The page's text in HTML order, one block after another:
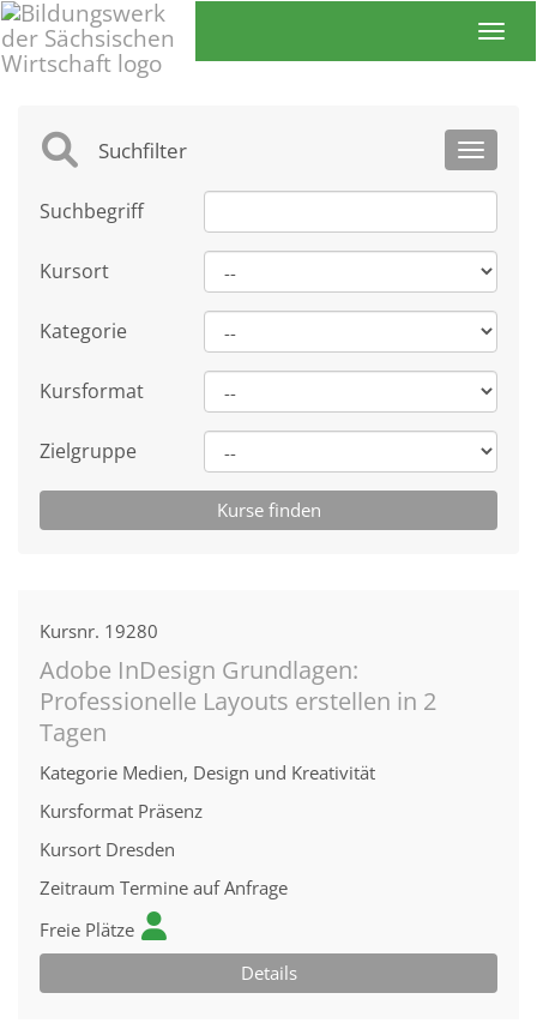
Toggle
Suchfilter
Suchbegriff
Kursort
Kategorie
Kursformat
Zielgruppe
Kursnr. 19280
Adobe InDesign Grundlagen:
Professionelle Layouts erstellen in 2
Tagen
Kategorie Medien, Design und Kreativität
Kursformat Präsenz
Kursort Dresden
Zeitraum Termine auf Anfrage
Freie Plätze
Details